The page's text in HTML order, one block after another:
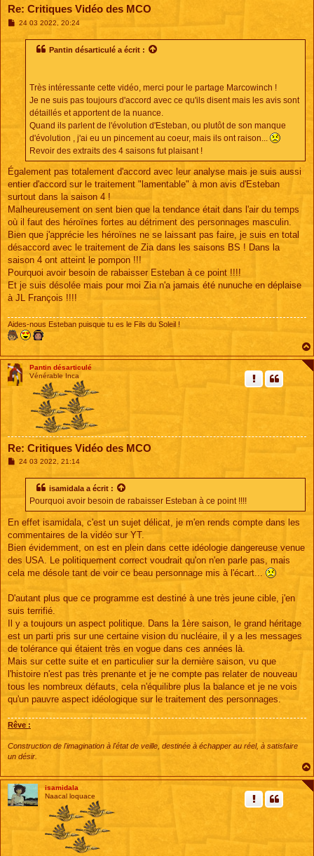
Re: Critiques Vidéo des MCO
M24 03 2022, 20:24
Pantin désarticulé a écrit :
Très intéressante cette vidéo, merci pour le partage Marcowinch !
Je ne suis pas toujours d'accord avec ce qu'ils disent mais les avis sont
détaillés et apportent de la nuance.
Quand ils parlent de l'évolution d'Esteban, ou plutôt de son manque
d'évolution , j'ai eu un pincement au coeur, mais ils ont raison...
Revoir des extraits des 4 saisons fut plaisant !
Également pas totalement d'accord avec leur analyse mais je suis aussi
entier d'accord sur le traitement "lamentable" à mon avis d'Esteban
surtout dans la saison 4 !
Malheureusement on sent bien que la tendance était dans l'air du temps
où il faut des héroïnes fortes au détriment des personnages masculin.
Bien que j'apprécie les héroïnes ne se laissant pas faire, je suis en total
désaccord avec le traitement de Zia dans les saisons BS ! Dans la
saison 4 ont atteint le pompon !!!
Pourquoi avoir besoin de rabaisser Esteban à ce point !!!!
Et je suis désolée mais pour moi Zia n'a jamais été nunuche en déplaise
à JL François !!!!
Aides-nous Esteban puisque tu es le Fils du Soleil !
Pantin désarticulé
Vénérable Inca
Re: Critiques Vidéo des MCO
M24 03 2022, 21:14
isamidala a écrit :
Pourquoi avoir besoin de rabaisser Esteban à ce point !!!!
En effet isamidala, c'est un sujet délicat, je m'en rends compte dans les
commentaires de la vidéo sur YT.
Bien évidemment, on est en plein dans cette idéologie dangereuse venue
des USA. Le politiquement correct voudrait qu'on n'en parle pas, mais
cela me désole tant de voir ce beau personnage mis à l'écart...
D'autant plus que ce programme est destiné à une très jeune cible, j'en
suis terrifié.
Il y a toujours un aspect politique. Dans la 1ère saison, le grand héritage
est un parti pris sur une certaine vision du nucléaire, il y a les messages
de tolérance qui étaient très en vogue dans ces années là.
Mais sur cette suite et en particulier sur la dernière saison, vu que
l'histoire n'est pas très prenante et je ne compte pas relater de nouveau
tous les nombreux défauts, cela n'équilibre plus la balance et je ne vois
qu'un pauvre aspect idéologique sur le traitement des personnages.
Rêve :
Construction de l'imagination à l'état de veille, destinée à échapper au réel, à satisfaire
un désir.
isamidala
Naacal loquace